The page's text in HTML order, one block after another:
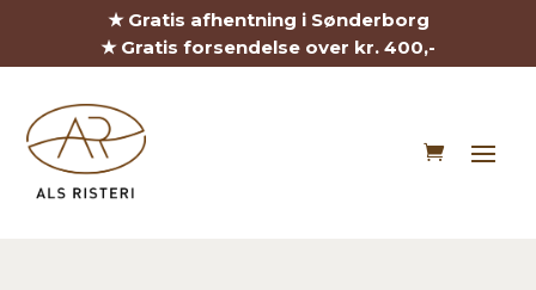
★ Gratis afhentning i Sønderborg
★ Gratis forsendelse over kr. 400,-